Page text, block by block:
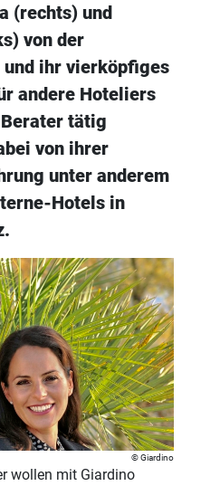
(rechts) und
von der
ihr vierköpfiges
andere Hoteliers
tätig
von ihrer
unter anderem
Hotels in
Giardino
wollen mit Giardino